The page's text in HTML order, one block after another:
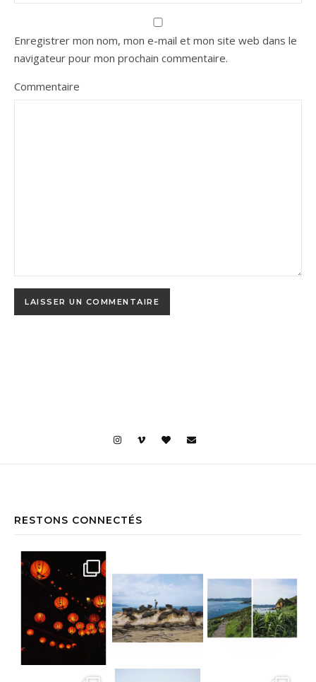
Enregistrer mon nom, mon e-mail et mon site web dans le
navigateur pour mon prochain commentaire.
Commentaire
RESTONS CONNECTÉS